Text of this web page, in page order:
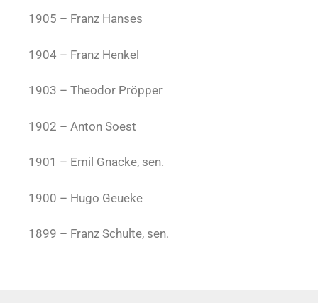
1905 – Franz Hanses
1904 – Franz Henkel
1903 – Theodor Pröpper
1902 – Anton Soest
1901 – Emil Gnacke, sen.
1900 – Hugo Geueke
1899 – Franz Schulte, sen.